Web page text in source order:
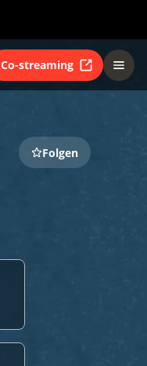
Co-streaming
Folgen